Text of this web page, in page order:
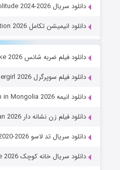
دانلود سریال One Hundred Years of Solitude 2024-2026
دانلود انیمیشن تکامل Evolution 2026
دانلود فیلم ضربه شانس Lucky Strike 2026
دانلود فیلم سوپرگرل Supergirl 2026
دانلود انیمه Jaadugar: A Witch in Mongolia 2026
دانلود فیلم زن نشانه دار The Marked Woman 2026
دانلود سریال تد لاسو Ted Lasso 2020-2026
دانلود سریال خانه کوچک Little House on the Prairie 2026